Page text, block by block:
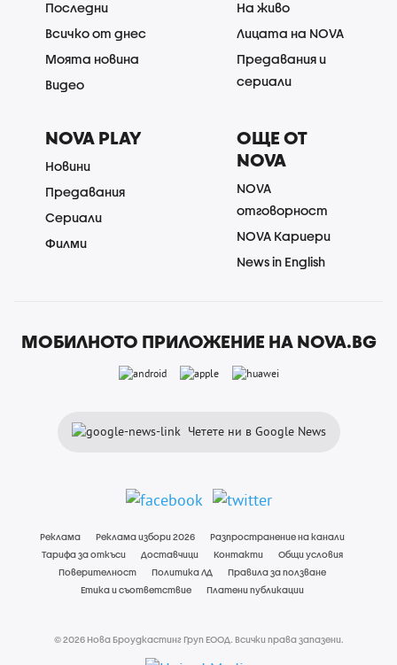
Последни
Всичко от днес
Моята новина
Видео
На живо
Лицата на NOVA
Предавания и
сериали
NOVA PLAY
Новини
Предавания
Сериали
Филми
ОЩЕ ОТ
NOVA
NOVA
отговорност
NOVA Кариери
News in English
МОБИЛНОТО ПРИЛОЖЕНИЕ НА NOVA.BG
Четете ни в Google News
Реклама Реклама избори 2026
Разпространение на канали
Тарифа за откъси
Доставчици Контакти
Общи условия
Поверителност
Политика ЛД
Правила за ползване
Етика и съответствие
Платени публикации
© 2026 Нова Броудкастинг Груп ЕООД. Всички права запазени.